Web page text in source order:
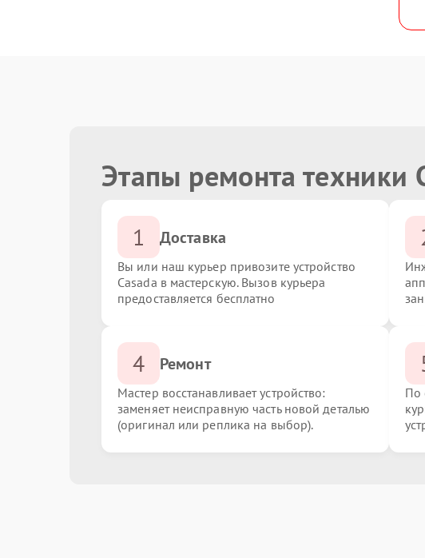
Этапы ремонта техники
1 Доставка
Вы или наш курьер привозите устройство
Casada в мастерскую. Вызов курьера
предоставляется бесплатно
4 Ремонт
Мастер восстанавливает устройство:
заменяет неисправную часть новой деталью
(оригинал или реплика на выбор).
По